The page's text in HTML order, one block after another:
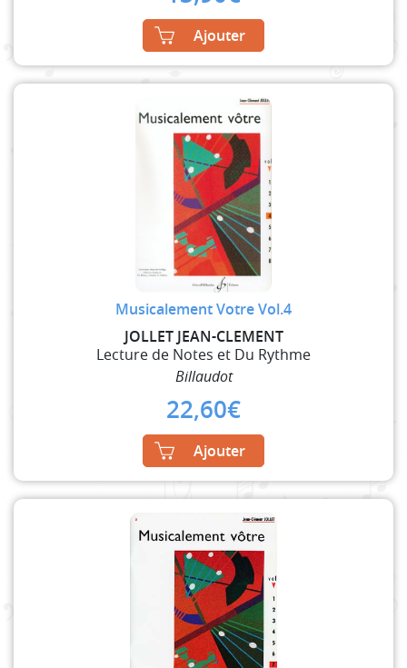
Ajouter
Musicalement Votre Vol.4
JOLLET JEAN-CLEMENT
Lecture de Notes et Du Rythme
Billaudot
22,60€
Ajouter